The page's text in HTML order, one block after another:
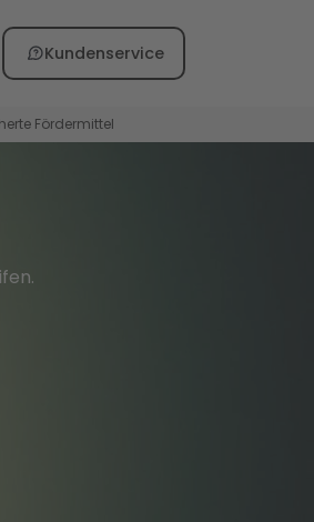
Kundenservice
Fördermittel